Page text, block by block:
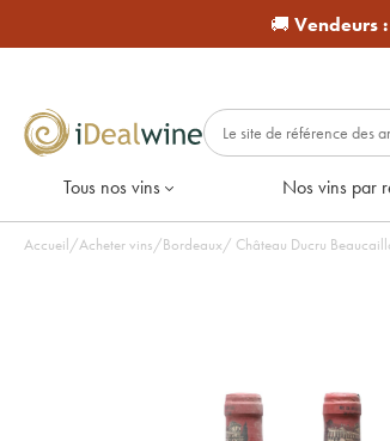
🚚 Vendeurs :
Tous nos vins Nos vins par
Accueil/Acheter vins/Bordeaux/